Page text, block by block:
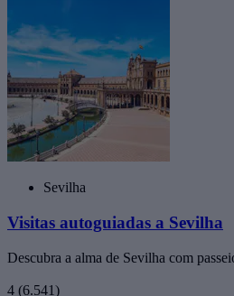
Sevilha
Visitas autoguiadas a Sevilha
Descubra a alma de Sevilha com
4 (6.541)